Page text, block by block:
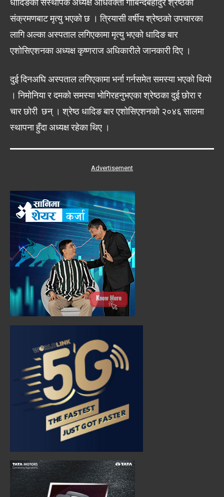
धादिङका संस्थापक अध्यक्ष अधिवक्ता गोबिन्दबहादुर श्रेष्ठको
संक्रमणबाट मृत्यु भएको छ । त्रियासी वर्षीय श्रेष्ठको उपचारका
लागि अल्का अस्पताल लगिएकामा मृत्यु भएको धादिङ बार
एशोसिएशनका अध्यक्ष कृष्णराज अधिकारीले जानकारी दिए ।
दुई दिनअघि अस्पताल लगिएकामा भर्ना गर्नसमेत समस्या भएको थियो
। निमोनिया र दमको समस्या भोगिरहनुभएका श्रेष्ठका दुई छोरा र
चार छोरी छन् । श्रेष्ठ धादिङ बार एशोसिएशनको २०४६ सालमा
स्थापना हुँदा अध्यक्ष रहेका थिए ।
Advertisement